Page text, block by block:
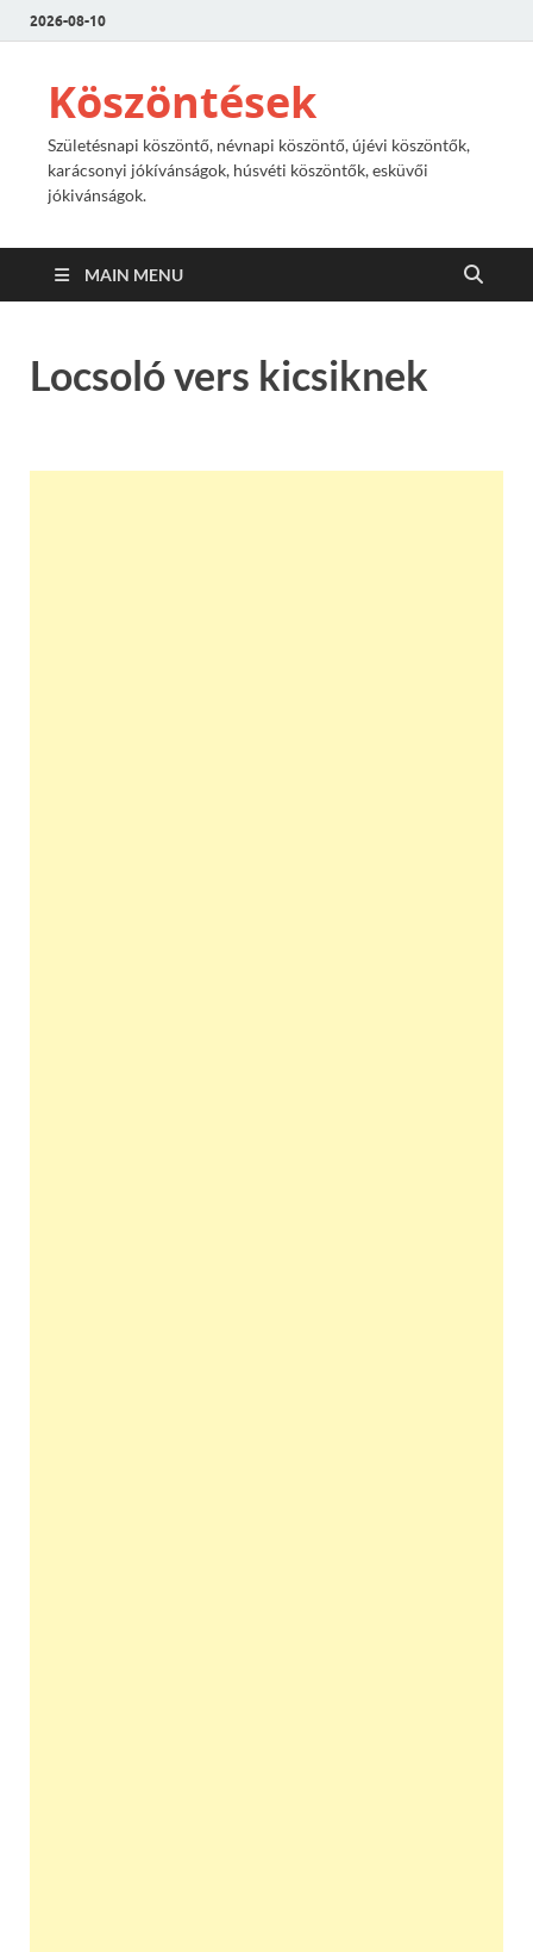
2026-08-10
Köszöntések
Születésnapi köszöntő, névnapi köszöntő, újévi köszöntők,
karácsonyi jókívánságok, húsvéti köszöntők, esküvői
jókivánságok.
MAIN MENU
Locsoló vers kicsiknek